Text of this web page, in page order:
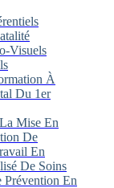
Visuels
À
Du 1er
Mise En
De
En
De Soins
Prévention En